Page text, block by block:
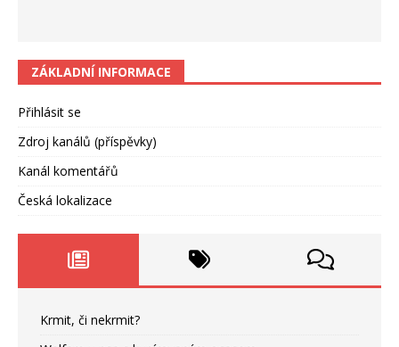
ZÁKLADNÍ INFORMACE
Přihlásit se
Zdroj kanálů (příspěvky)
Kanál komentářů
Česká lokalizace
Krmit, či nekrmit?